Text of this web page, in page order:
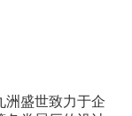
洲盛世致力于企